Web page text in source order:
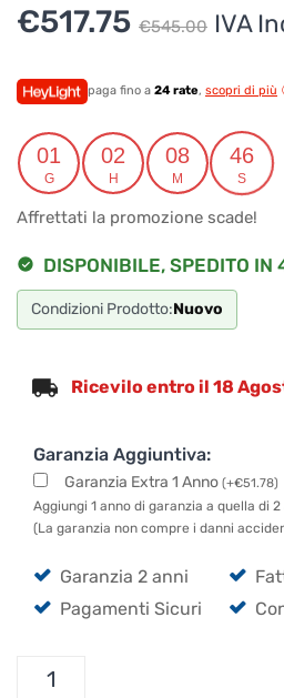
€545.00 Il
era:
€517.75
Il
è:
IVA
paga fino a 24 rate, scopri di più
01
G
02
H
08
M
46
S
Affrettati la promozione scade!
DISPONIBILE, SPEDITO IN
Condizioni Prodotto:Nuovo
Ricevilo entro il 18
Garanzia Aggiuntiva:
Garanzia Extra 1 Anno (+€51.78)
Aggiungi 1 anno di garanzia a quella di 2
(La garanzia non compre i danni
Garanzia 2 anni
Pagamenti Sicuri
Presonus